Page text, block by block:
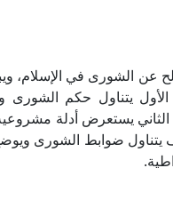
عن الشورى في الإسلام،
يتناول حكم الشورى
يستعرض أدلة
يتناول ضوابط الشورى